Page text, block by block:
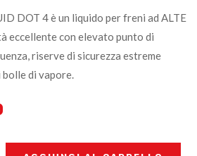
DOT 4 è un liquido per freni ad ALTE
eccellente con elevato punto di
riserve di sicurezza estreme
di vapore.